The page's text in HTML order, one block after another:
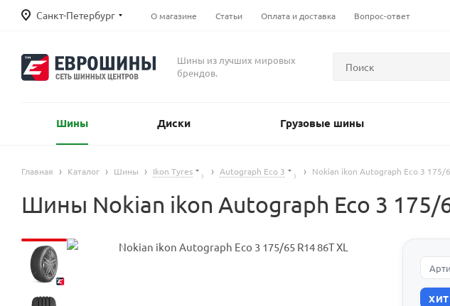
Санкт-Петербург О магазине Статьи Оплата и доставка Вопрос-ответ
Шины из лучших мировых
брендов.
Шины Диски Грузовые шины
Главная Каталог Шины Ikon Tyres Autograph Eco 3 Nokian ikon Autograph Eco 3 175/
Шины Nokian ikon Autograph Eco 3 175/
ХИТ